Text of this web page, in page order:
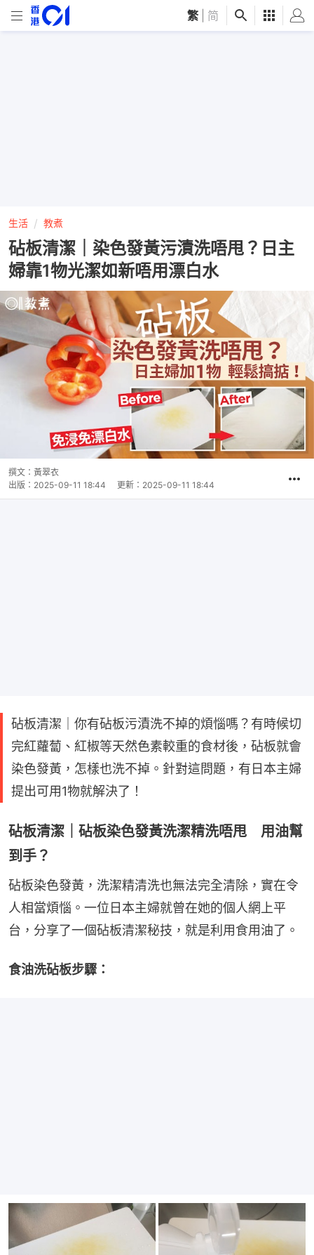
繁 简
生活 教煮
砧板清潔｜染色發黃污漬洗唔甩？日主
婦靠1物光潔如新唔用漂白水
撰文： 黃翠衣
出版： 2025-09-11 18:44 更新： 2025-09-11 18:44
砧板清潔｜你有砧板污漬洗不掉的煩惱嗎？有時候切
完紅蘿蔔、紅椒等天然色素較重的食材後，砧板就會
染色發黃，怎樣也洗不掉。針對這問題，有日本主婦
提出可用1物就解決了！
砧板清潔｜砧板染色發黃洗潔精洗唔甩 用油幫
到手？
砧板染色發黃，洗潔精清洗也無法完全清除，實在令
人相當煩惱。一位日本主婦就曾在她的個人網上平
台，分享了一個砧板清潔秘技，就是利用食用油了。
食油洗砧板步驟：